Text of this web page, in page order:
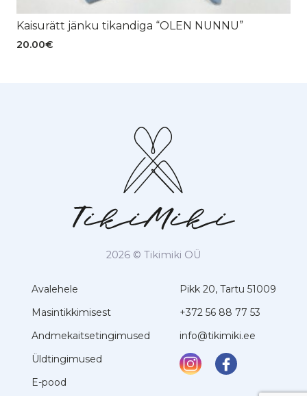
Kaisurätt jänku tikandiga “OLEN NUNNU”
20.00€
2026 © Tikimiki OÜ
Avalehele
Masintikkimisest
Andmekaitsetingimused
Üldtingimused
E-pood
Pikk 20, Tartu 51009
+372 56 88 77 53
info@tikimiki.ee